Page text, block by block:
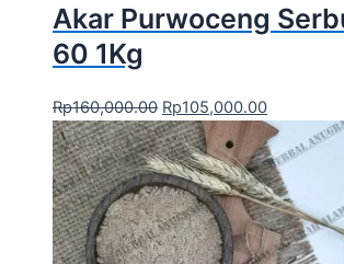
Akar Purwoceng
60 1Kg
Rp160,000.00 Rp105,000.00